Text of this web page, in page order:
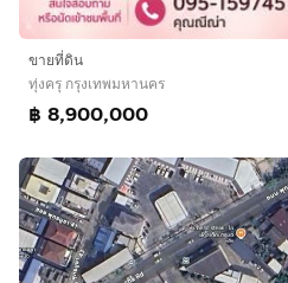
ขายที่ดิน
ทุ่งครุ กรุงเทพมหานคร
฿ 8,900,000